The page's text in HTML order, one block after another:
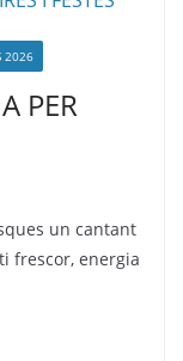
2026
PER
un cantant
frescor, energia